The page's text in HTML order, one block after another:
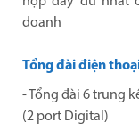
doanh
Tổng đài điện
- Tổng đài 6 trung
(2 port Digital)